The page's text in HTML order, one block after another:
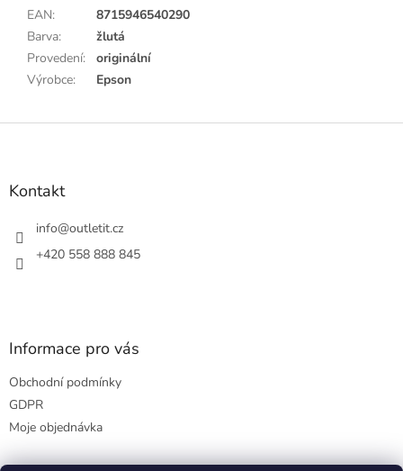
EAN:
8715946540290
Barva:
žlutá
Provedení:
originální
Výrobce: Epson
Z
Kontakt
info@outletit.cz
+420 558 888 845
Informace pro vás
Obchodní podmínky
GDPR
Moje objednávka